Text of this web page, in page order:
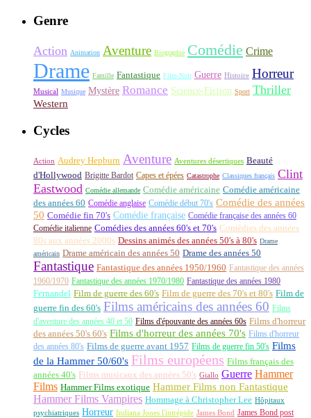
Genre
Action Animation Aventure Biographie Comédie Crime
Drame Famille Fantastique Film-Noir Guerre Histoire Horreur
Musical Musique Mystère Romance Science-Fiction Sport Thriller
Western
Cycles
Action Audrey Hepburn Aventure Aventures désertiques Beauté
d'Hollywood Brigitte Bardot Capes et épées Catastrophe Classiques français Clint
Eastwood Comédie allemande Comédie américaine Comédie américaine
des années 60 Comédie anglaise Comédie début 70's Comédie des années
50 Comédie fin 70's Comédie française Comédie française des années 60
Comédie italienne Comédies des années 60's et 70's Comédies des années
80s aux années 2000s Dessins animés des années 50's à 80's Drame
américain Drame américain des années 50 Drame des années 50
Fantastique Fantastique des années 1950/1960 Fantastique des années
1960/1970 Fantastique des années 1970/1980 Fantastique des années 1980
Fernandel Film de guerre des 60's Film de guerre des 70's et 80's Film de
guerre fin des 60's Films américains des années 60 Films
d'aventure des années 40 et 50 Films d'épouvante des années 60s Films d'horreur
des années 50's 60's Films d'horreur des années 70's Films d'horreur
des années 80's Films de guerre avant 1957 Films de guerre fin 50's Films
de la Hammer 50/60's Films européens Films français des
années 40's Films musicaux des années 50's Giallo Guerre Hammer
Films Hammer Films exotique Hammer Films non Fantastique
Hammer Films Vampires Hommage à Christopher Lee Hôpitaux
psychiatriques Horreur Indiana Jones l'intrépide James Bond James Bond post